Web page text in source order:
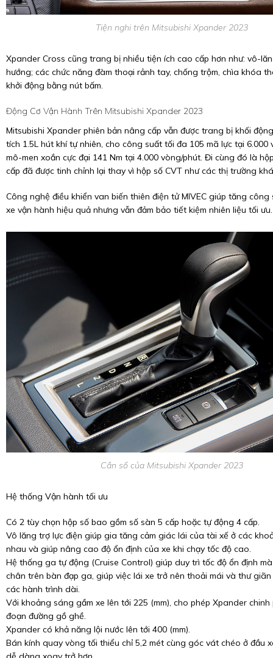
Tiện nghi trên Mitsubishi Xpander 2023
Xpander Cross cũng trang bị nhiều tiện ích cao cấp hơn như: vô-
hướng; các chức năng đàm thoại rảnh tay, chống trộm, chìa khóa
khởi động bằng nút bấm.
Động Cơ Vận Hành Trên Mitsubishi Xpander 2023
Mitsubishi Xpander phiên bản nâng cấp vẫn được trang bị khối
tích 1.5L hút khí tự nhiên, cho công suất tối đa 105 mã lực tại 6.000
mô-men xoắn cực đại 141 Nm tại 4.000 vòng/phút. Đi cùng đó là
cấp đã được tinh chỉnh lại thay vì hộp số CVT như các thị trường
Công nghệ điều khiển van biến thiên điện tử MIVEC giúp tăng công
xe vận hành hiệu quả nhưng vẫn đảm bảo tiết kiệm nhiên liệu tối ưu.
Cần số của Mitsubishi Xpander 2023
Hệ thống Vận hành tối ưu
Có 2 tùy chọn hộp số bao gồm số sàn 5 cấp hoặc tự động 4 cấp.
Vô lăng trợ lực điện giúp gia tăng cảm giác lái của tài xế ở các
nhau và giúp nâng cao độ ổn định của xe khi chạy tốc độ cao.
Hệ thống ga tự động (Cruise Control) giúp duy trì tốc độ ổn định
chân trên bàn đạp ga, giúp việc lái xe trở nên thoải mái và thư
các hành trình dài.
Với khoảng sáng gầm xe lên tới 225 (mm), cho phép Xpander
đoạn đường gồ ghề.
Xpander có khả năng lội nước lên tới 400 (mm).
Bán kính quay vòng tối thiểu chỉ 5,2 mét cùng góc vát chéo ở đầu